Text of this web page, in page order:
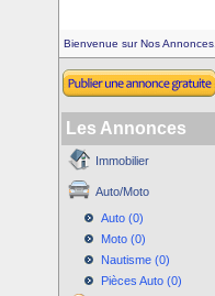
Bienvenue sur Nos Annonces.
Les Annonces
Immobilier
Auto/Moto
Auto (0)
Moto (0)
Nautisme (0)
Pièces Auto (0)